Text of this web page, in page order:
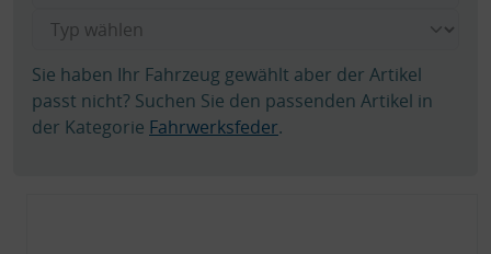
Sie haben Ihr Fahrzeug gewählt aber der Artikel
passt nicht? Suchen Sie den passenden Artikel in
der Kategorie Fahrwerksfeder.